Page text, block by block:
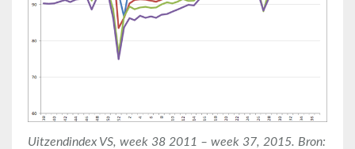
Uitzendindex VS, week 38 2011 – week 37, 2015. Bron: